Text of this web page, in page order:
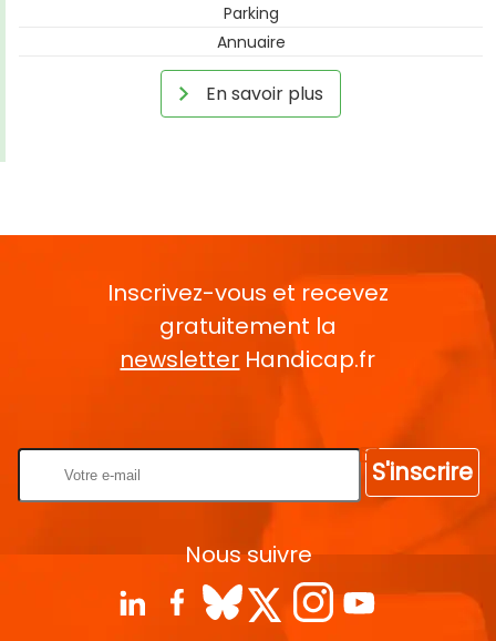
Parking
Annuaire
En savoir plus
Inscrivez-vous et recevez
gratuitement la
newsletter Handicap.fr
S'inscrire
Nous suivre